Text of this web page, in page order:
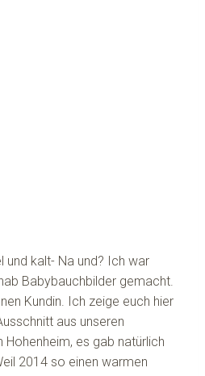
und kalt- Na und? Ich war
Babybauchbilder gemacht.
Kundin. Ich zeige euch hier
aus unseren
Hohenheim, es gab natürlich
2014 so einen warmen